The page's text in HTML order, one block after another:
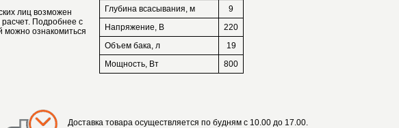
лиц возможен
Подробнее с
ознакомиться
Глубина всасывания, м
9
Напряжение, В
220
Объем бака, л
19
Мощность, Вт
800
Доставка товара осуществляется по будням с 10.00 до 17.00.